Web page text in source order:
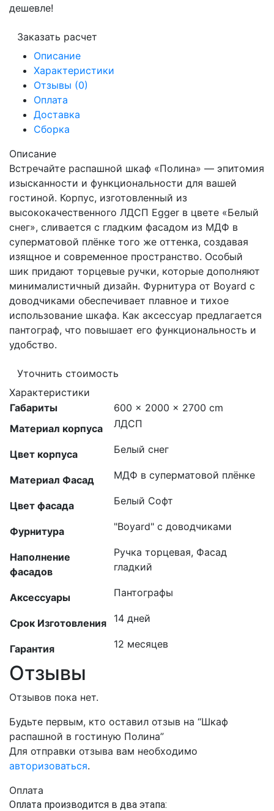
дешевле!
Заказать расчет
Описание
Характеристики
Отзывы (0)
Оплата
Доставка
Сборка
Описание
Встречайте распашной шкаф «Полина» — эпитомия
изысканности и функциональности для вашей
гостиной. Корпус, изготовленный из
высококачественного ЛДСП Egger в цвете «Белый
снег», сливается с гладким фасадом из МДФ в
суперматовой плёнке того же оттенка, создавая
изящное и современное пространство. Особый
шик придают торцевые ручки, которые дополняют
минималистичный дизайн. Фурнитура от Boyard с
доводчиками обеспечивает плавное и тихое
использование шкафа. Как аксессуар предлагается
пантограф, что повышает его функциональность и
удобство.
Уточнить стоимость
Характеристики
Габариты
600 × 2000 × 2700 cm
Материал корпуса
ЛДСП
Цвет корпуса Белый снег
Материал Фасад МДФ в суперматовой плёнке
Цвет фасада Белый Софт
Фурнитура "Boyard" с доводчиками
Наполнение
фасадов
Ручка торцевая, Фасад
гладкий
Аксессуары Пантографы
Срок Изготовления 14 дней
Гарантия 12 месяцев
Отзывы
Отзывов пока нет.
Будьте первым, кто оставил отзыв на “Шкаф
распашной в гостиную Полина”
Для отправки отзыва вам необходимо
авторизоваться.
Оплата
Оплата производится в два этапа: